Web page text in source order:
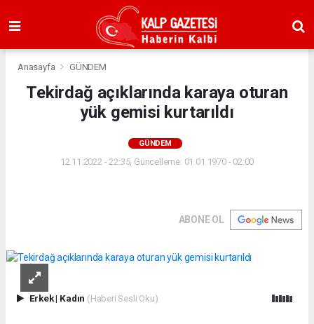
Anasayfa GÜNDEM
Tekirdağ açıklarında karaya oturan
yük gemisi kurtarıldı
GÜNDEM
12.11.2022 - 22:35, Güncelleme: 01.01.1970 - 02:00
ABONE OL
Erkek| Kadın (Haberi Sesli Oku)